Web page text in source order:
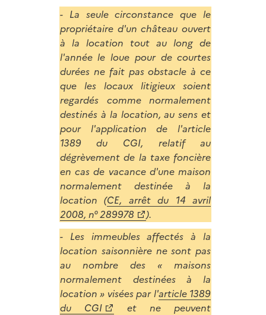
- La seule circonstance que le
propriétaire d'un château ouvert
à la location tout au long de
l'année le loue pour de courtes
durées ne fait pas obstacle à ce
que les locaux litigieux soient
regardés comme normalement
destinés à la location, au sens et
pour l'application de l'article
1389 du CGI, relatif au
dégrèvement de la taxe foncière
en cas de vacance d'une maison
normalement destinée à la
location (CE, arrêt du 14 avril
2008, n° 289978
).
- Les immeubles affectés à la
location saisonnière ne sont pas
au nombre des « maisons
normalement destinées à la
location » visées par l'article 1389
du CGI
et ne peuvent